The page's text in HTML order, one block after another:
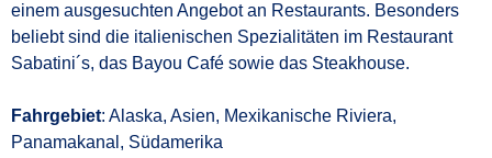
einem ausgesuchten Angebot an Restaurants. Besonders
beliebt sind die italienischen Spezialitäten im Restaurant
Sabatini´s, das Bayou Café sowie das Steakhouse.
Fahrgebiet: Alaska, Asien, Mexikanische Riviera,
Panamakanal, Südamerika